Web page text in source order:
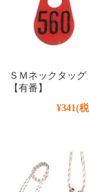
ＳＭネックタッグ
【有番】
¥341(